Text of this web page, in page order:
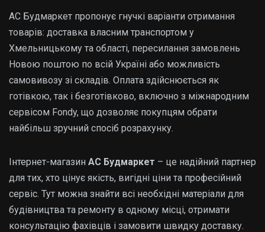
АС Будмаркет пропонує гнучкі варіанти отримання
товарів: доставка власним транспортом у
Хмельницькому та області, пересилання замовлень
Новою поштою по всій Україні або можливість
самовивозу зі складів. Оплата здійснюється як
готівкою, так і безготівково, включно з міжнародним
сервісом Fondy, що дозволяє покупцям обрати
найбільш зручний спосіб розрахунку.
Інтернет-магазин АС Будмаркет – це надійний партнер
для тих, хто цінує якість, вигідні ціни та професійний
сервіс. Тут можна знайти всі необхідні матеріали для
будівництва та ремонту в одному місці, отримати
консультацію фахівців і замовити швидку доставку.